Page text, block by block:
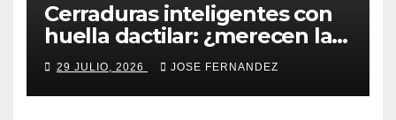
Cerraduras inteligentes con
huella dactilar: ¿merecen la
pena?
29 JULIO, 2026 JOSE FERNANDEZ